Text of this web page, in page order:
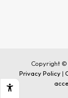
Copyright ©
Privacy Policy |